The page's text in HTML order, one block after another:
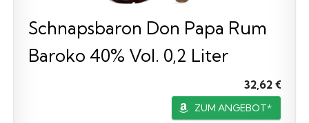
Schnapsbaron Don Papa Rum
Baroko 40% Vol. 0,2 Liter
32,62 €
ZUM ANGEBOT*